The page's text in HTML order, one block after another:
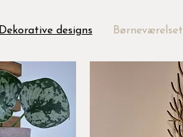
Dekorative designs Børneværelset